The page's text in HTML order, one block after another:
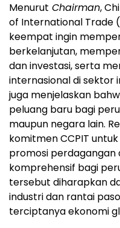
Menurut Chairman,
of International Trade
keempat ingin
berkelanjutan,
dan investasi, serta
internasional di sektor
juga menjelaskan
peluang baru bagi
maupun negara lain.
komitmen CCPIT
promosi perdagangan
komprehensif bagi
tersebut diharapkan
industri dan rantai
terciptanya ekonomi